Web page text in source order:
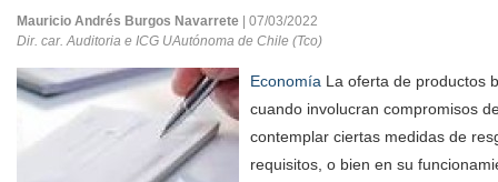
Mauricio Andrés Burgos Navarrete
| 07/03/2022
Dir. car. Auditoria e ICG UAutónoma de Chile (Tco)
Economía La oferta de productos
cuando involucran compromisos
contemplar ciertas medidas de
requisitos, o bien en su